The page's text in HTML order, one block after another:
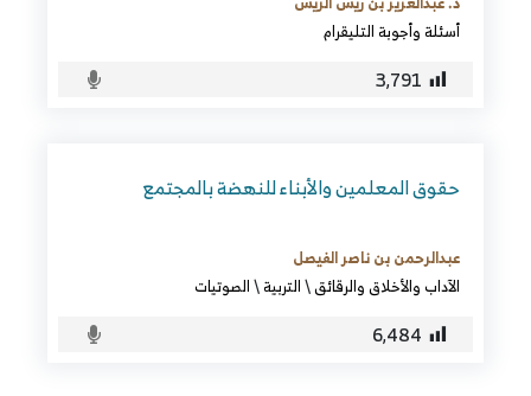
أسئلة وأجوبة التليقرام
3٬791
حقوق المعلمين والأبناء للنهضة بالمجتمع
عبدالرحمن بن ناصر الفيصل
الآداب والأخلاق والرقائق\التربية\الصوتيات
6٬484